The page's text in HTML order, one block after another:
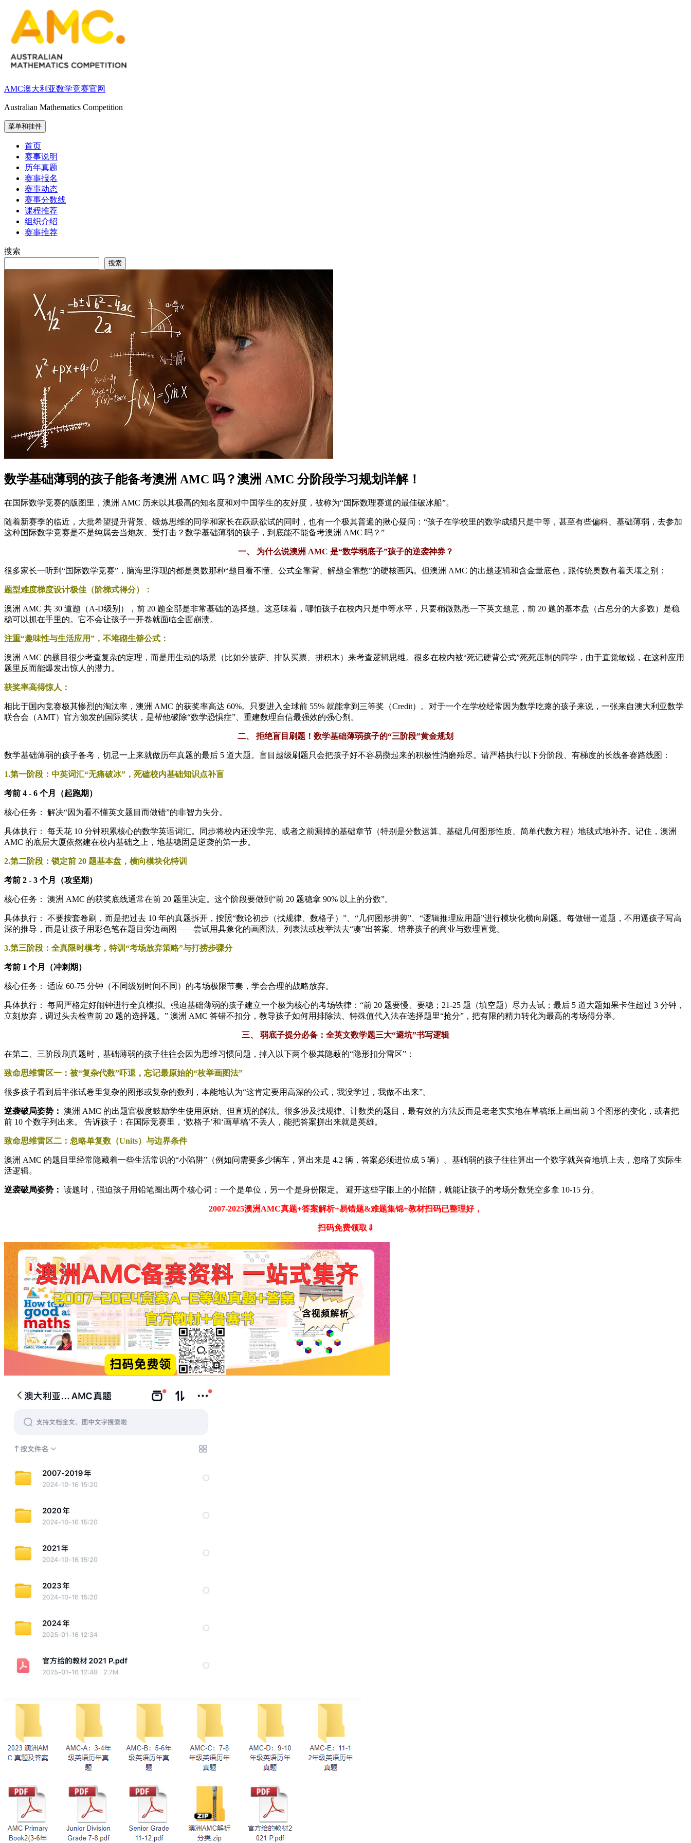
容
AMC澳大利亚数学竞赛官网
Australian Mathematics Competition
菜单和挂件
首页
赛事说明
历年真题
赛事报名
赛事动态
赛事分数线
课程推荐
组织介绍
赛事推荐
搜索
搜索
数学基础薄弱的孩子能备考澳洲 AMC 吗？澳洲 AMC 分阶段学习规划详解！
在国际数学竞赛的版图里，澳洲 AMC 历来以其极高的知名度和对中国学生的友好度，被称为“国际数理赛道的最佳破冰船”。
随着新赛季的临近，大批希望提升背景、锻炼思维的同学和家长在跃跃欲试的同时，也有一个极其普遍的揪心疑问：“孩子在学校里的数学成绩只是中等，甚至有些偏科、基础薄弱，去参加
这种国际数学竞赛是不是纯属去当炮灰、受打击？数学基础薄弱的孩子，到底能不能备考澳洲 AMC 吗？”
一、 为什么说澳洲 AMC 是“数学弱底子”孩子的逆袭神券？
很多家长一听到“国际数学竞赛”，脑海里浮现的都是奥数那种“题目看不懂、公式全靠背、解题全靠憋”的硬核画风。但澳洲 AMC 的出题逻辑和含金量底色，跟传统奥数有着天壤之别：
题型难度梯度设计极佳（阶梯式得分）：
澳洲 AMC 共 30 道题（A-D级别），前 20 题全部是非常基础的选择题。这意味着，哪怕孩子在校内只是中等水平，只要稍微熟悉一下英文题意，前 20 题的基本盘（占总分的大多数）是稳
稳可以抓在手里的。它不会让孩子一开卷就面临全面崩溃。
注重“趣味性与生活应用”，不堆砌生僻公式：
澳洲 AMC 的题目很少考查复杂的定理，而是用生动的场景（比如分披萨、排队买票、拼积木）来考查逻辑思维。很多在校内被“死记硬背公式”死死压制的同学，由于直觉敏锐，在这种应用
题里反而能爆发出惊人的潜力。
获奖率高得惊人：
相比于国内竞赛极其惨烈的淘汰率，澳洲 AMC 的获奖率高达 60%。只要进入全球前 55% 就能拿到三等奖（Credit）。对于一个在学校经常因为数学吃瘪的孩子来说，一张来自澳大利亚数学
联合会（AMT）官方颁发的国际奖状，是帮他破除“数学恐惧症”、重建数理自信最强效的强心剂。
二、 拒绝盲目刷题！数学基础薄弱孩子的“三阶段”黄金规划
数学基础薄弱的孩子备考，切忌一上来就做历年真题的最后 5 道大题。盲目越级刷题只会把孩子好不容易攒起来的积极性消磨殆尽。请严格执行以下分阶段、有梯度的长线备赛路线图：
1.第一阶段：中英词汇“无痛破冰”，死磕校内基础知识点补盲
考前 4 - 6 个月（起跑期）
核心任务： 解决“因为看不懂英文题目而做错”的非智力失分。
具体执行： 每天花 10 分钟积累核心的数学英语词汇。同步将校内还没学完、或者之前漏掉的基础章节（特别是分数运算、基础几何图形性质、简单代数方程）地毯式地补齐。记住，澳洲
AMC 的底层大厦依然建在校内基础之上，地基稳固是逆袭的第一步。
2.第二阶段：锁定前 20 题基本盘，横向模块化特训
考前 2 - 3 个月（攻坚期）
核心任务： 澳洲 AMC 的获奖底线通常在前 20 题里决定。这个阶段要做到“前 20 题稳拿 90% 以上的分数”。
具体执行： 不要按套卷刷，而是把过去 10 年的真题拆开，按照“数论初步（找规律、数格子）”、“几何图形拼剪”、“逻辑推理应用题”进行模块化横向刷题。每做错一道题，不用逼孩子写高
深的推导，而是让孩子用彩色笔在题目旁边画图——尝试用具象化的画图法、列表法或枚举法去“凑”出答案。培养孩子的商业与数理直觉。
3.第三阶段：全真限时模考，特训“考场放弃策略”与打捞步骤分
考前 1 个月（冲刺期）
核心任务： 适应 60-75 分钟（不同级别时间不同）的考场极限节奏，学会合理的战略放弃。
具体执行： 每周严格定好闹钟进行全真模拟。强迫基础薄弱的孩子建立一个极为核心的考场铁律：“前 20 题要慢、要稳；21-25 题（填空题）尽力去试；最后 5 道大题如果卡住超过 3 分钟，
立刻放弃，调过头去检查前 20 题的选择题。” 澳洲 AMC 答错不扣分，教导孩子如何用排除法、特殊值代入法在选择题里“抢分”，把有限的精力转化为最高的考场得分率。
三、 弱底子提分必备：全英文数学题三大“避坑”书写逻辑
在第二、三阶段刷真题时，基础薄弱的孩子往往会因为思维习惯问题，掉入以下两个极其隐蔽的“隐形扣分雷区”：
致命思维雷区一：被“复杂代数”吓退，忘记最原始的“枚举画图法”
很多孩子看到后半张试卷里复杂的图形或复杂的数列，本能地认为“这肯定要用高深的公式，我没学过，我做不出来”。
逆袭破局姿势： 澳洲 AMC 的出题官极度鼓励学生使用原始、但直观的解法。很多涉及找规律、计数类的题目，最有效的方法反而是老老实实地在草稿纸上画出前 3 个图形的变化，或者把
前 10 个数字列出来。 告诉孩子：在国际竞赛里，‘数格子’和‘画草稿’不丢人，能把答案拼出来就是英雄。
致命思维雷区二：忽略单复数（Units）与边界条件
澳洲 AMC 的题目里经常隐藏着一些生活常识的“小陷阱”（例如问需要多少辆车，算出来是 4.2 辆，答案必须进位成 5 辆）。基础弱的孩子往往算出一个数字就兴奋地填上去，忽略了实际生
活逻辑。
逆袭破局姿势： 读题时，强迫孩子用铅笔圈出两个核心词：一个是单位，另一个是身份限定。 避开这些字眼上的小陷阱，就能让孩子的考场分数凭空多拿 10-15 分。
2007-2025澳洲AMC真题+答案解析+易错题&难题集锦+教材扫码已整理好，
扫码免费领取⇓